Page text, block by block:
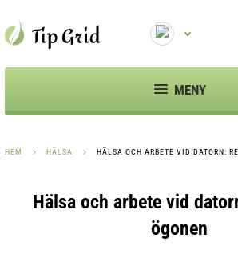
MENY
HEM HÄLSA HÄLSA OCH ARBETE VID DATORN:
Hälsa och arbete vid
ögonen